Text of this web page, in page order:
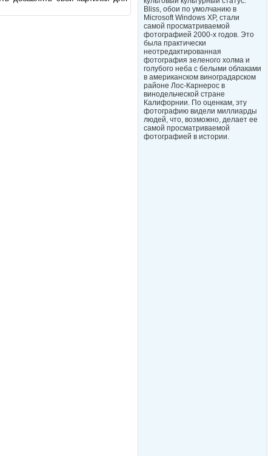
Bliss, обои по умолчанию в
Microsoft Windows XP, стали
самой просматриваемой
фотографией 2000-х годов. Это
была практически
неотредактированная
фотография зеленого холма и
голубого неба с белыми облаками
в американском виноградарском
районе Лос-Карнерос в
винодельческой стране
Калифорнии. По оценкам, эту
фотографию видели миллиарды
людей, что, возможно, делает ее
самой просматриваемой
фотографией в истории.